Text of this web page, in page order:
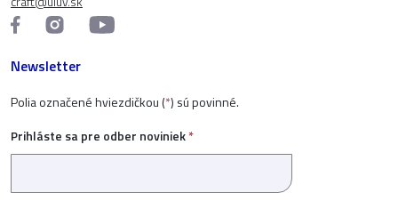
Newsletter
Polia označené hviezdičkou (*) sú povinné.
Prihláste sa pre odber noviniek*